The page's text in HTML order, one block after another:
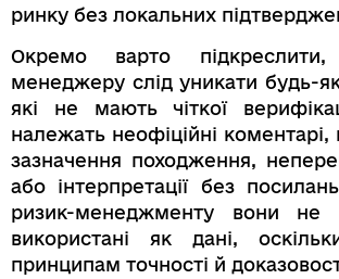
ринку без локальних
Окремо варто
менеджеру слід уникати будь-
які не мають чіткої
належать неофіційні коментарі,
зазначення походження,
або інтерпретації без
ризик-менеджменту вони не
використані як дані,
принципам точності й